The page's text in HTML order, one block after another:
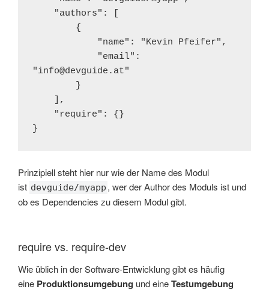
"info@devguide.at"
}
Prinzipiell steht hier nur wie der Name des Modul
ist devguide/myapp , wer der Author des Moduls ist und
ob es Dependencies zu diesem Modul gibt.
require vs. require-dev
Wie üblich in der Software-Entwicklung gibt es häufig
eine Produktionsumgebung und eineTestumgebung